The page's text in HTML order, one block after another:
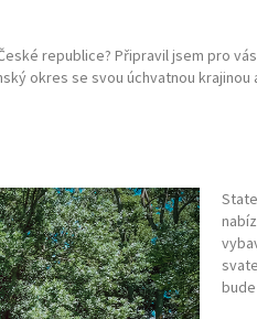
republice? Připravil jsem pro
okres se svou úchvatnou